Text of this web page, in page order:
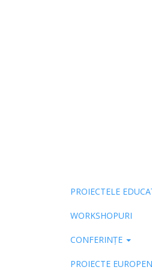
Pub
PROIECTELE
WORKSHOPURI
CONFERINȚE
PROIECTE